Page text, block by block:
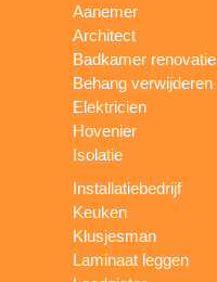
Aanemer
Architect
Badkamer renovatie
Behang verwijderen
Elektricien
Hovenier
Isolatie
Installatiebedrijf
Keuken
Klusjesman
Laminaat leggen